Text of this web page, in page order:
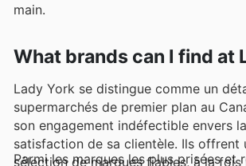
main.
What brands can I find at
Lady York se distingue comme un
supermarchés de premier plan au
son engagement indéfectible envers
satisfaction de sa clientèle. Ils offrent
sélection de marques fiables, à la fois
Parmi les marques les plus prisées et